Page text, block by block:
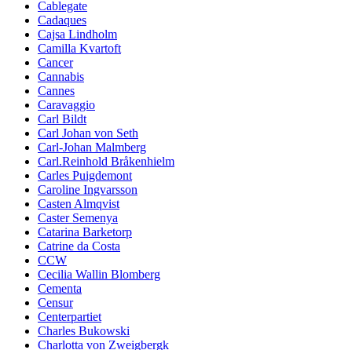
Cablegate
Cadaques
Cajsa Lindholm
Camilla Kvartoft
Cancer
Cannabis
Cannes
Caravaggio
Carl Bildt
Carl Johan von Seth
Carl-Johan Malmberg
Carl.Reinhold Bråkenhielm
Carles Puigdemont
Caroline Ingvarsson
Casten Almqvist
Caster Semenya
Catarina Barketorp
Catrine da Costa
CCW
Cecilia Wallin Blomberg
Cementa
Censur
Centerpartiet
Charles Bukowski
Charlotta von Zweigbergk